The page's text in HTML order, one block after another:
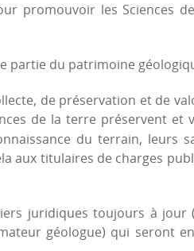
promouvoir les Sciences
partie du patrimoine
de préservation et de
de la terre préservent et
du terrain, leurs
aux titulaires de charges
juridiques toujours à jour
géologue) qui seront